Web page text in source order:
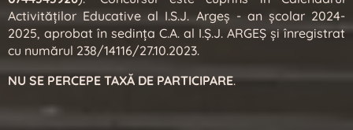
Activităţilor Educative al I.S.J. Argeş - an şcolar 2024-
2025, aprobat în sedința C.A. al I.Ș.J. ARGEȘ și înregistrat
cu numărul 238/14116/27.10.2023.
NU SE PERCEPE TAXĂ DE PARTICIPARE.